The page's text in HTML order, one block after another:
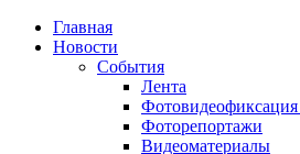
Главная
Новости
События
Лента
Фоторепортажи
Видеоматериалы